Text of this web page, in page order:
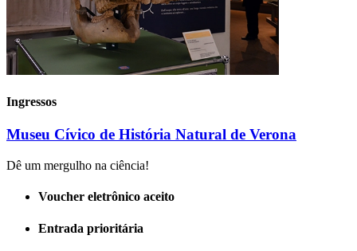
Ingressos
Museu Cívico de História Natural de Verona
Dê um mergulho na ciência!
Voucher eletrônico aceito
Entrada prioritária